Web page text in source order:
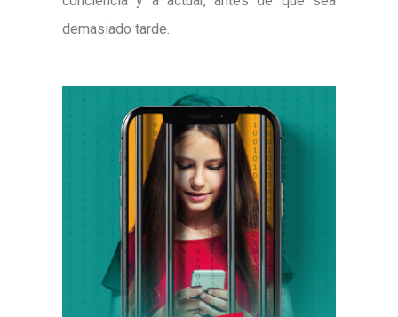
demasiado tarde.